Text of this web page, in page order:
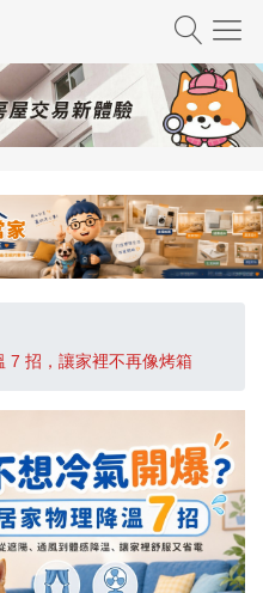
7 招，讓家裡不再像烤箱